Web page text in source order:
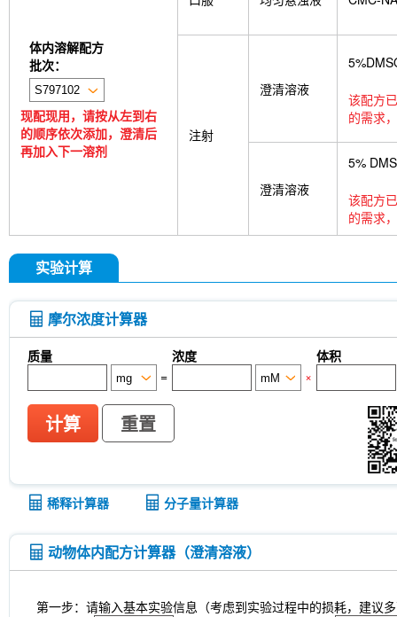
体内溶解配方
批次：
现配现用，请按从左到右
的顺序依次添加，澄清后
再加入下一溶剂
注射
澄清溶液
该配方
的需求
澄清溶液
5%
该配方
的需求
实验计算
摩尔浓度计算器
质量 浓度
体积
=
×
计算 重置
稀释计算器 分子量计算器
动物体内配方计算器（澄清溶液）
第一步：请输入基本实验信息（考虑到实验过程中的损耗，建议